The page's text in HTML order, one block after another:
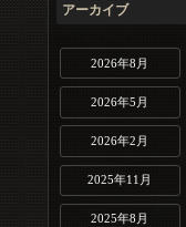
アーカイブ
2026年8月
2026年5月
2026年2月
2025年11月
2025年8月